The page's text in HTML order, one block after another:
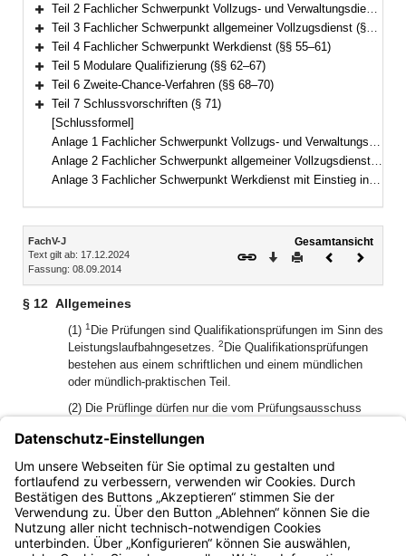
Bereich erweitern
Teil 2 Fachlicher Schwerpunkt Vollzugs- und Verwaltungsdienst (§§ 30–46)
Bereich erweitern
Teil 3 Fachlicher Schwerpunkt allgemeiner Vollzugsdienst (§§ 47–54)
Bereich erweitern
Teil 4 Fachlicher Schwerpunkt Werkdienst (§§ 55–61)
Bereich erweitern
Teil 5 Modulare Qualifizierung (§§ 62–67)
Bereich erweitern
Teil 6 Zweite-Chance-Verfahren (§§ 68–70)
Bereich erweitern
Teil 7 Schlussvorschriften (§ 71)
[Schlussformel]
Anlage 1 Fachlicher Schwerpunkt Vollzugs- und Verwaltungsdienst mit Einstieg in der zweiten Qualifikationsebene
Anlage 2 Fachlicher Schwerpunkt allgemeiner Vollzugsdienst mit Einstieg in der zweiten Qualifikationsebene
Anlage 3 Fachlicher Schwerpunkt Werkdienst mit Einstieg in der zweiten Qualifikationsebene
Inhalt
FachV-J
Text gilt ab: 17.12.2024
Fassung: 08.09.2014
Gesamtansicht
Download
DruckenVorheriges
§ 12 Allgemeines
(1) 1 Die Prüfungen sind Qualifikationsprüfungen im Sinn des
Leistungslaufbahngesetzes. 2 Die Qualifikationsprüfungen
bestehen aus einem schriftlichen und einem mündlichen
oder mündlich-praktischen Teil.
(2) Die Prüflinge dürfen nur die vom Prüfungsausschuss
(3) Die schriftlichen Prüfungsaufgaben werden einheitlich
gestellt und sind von den Prüflingen zur selben Zeit zu
bearbeiten.
Bayern.de